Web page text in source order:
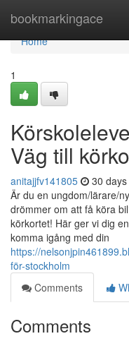
bookmarkingace
Home
Home
1
Väg till
anitajjfv141805 30
Är du en ungdom/lärare/
drömmer om att få köra
körkortet! Här ger vi dig
komma igång med din
https://
för-stockholm
Comments
Comments